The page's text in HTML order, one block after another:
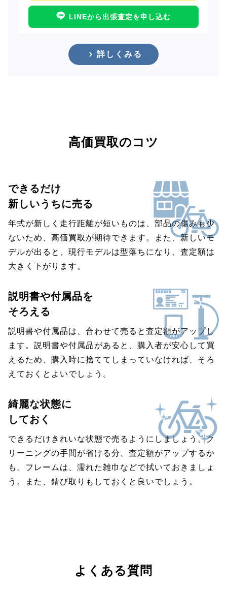
LINEから出張査定を申し込む
詳しくみる
高価買取のコツ
できるだけ
新しいうちに売る
年式が新しく走行距離が短いものは、部品の傷みも少
ないため、高価買取が期待できます。また、新しいモ
デルが出ると、現行モデルは型落ちになり、査定額は
大きく下がります。
説明書や付属品を
そろえる
説明書や付属品は、合わせて売ると査定額がアップし
ます。説明書や付属品があると、購入者が安心して買
えるため、購入時に捨ててしまっていなければ、そろ
えておくとよいでしょう。
綺麗な状態に
しておく
できるだけきれいな状態で売るようにしましょう。ク
リーニングの手間が省ける分、査定額がアップするか
も。フレームは、濡れた雑巾などで拭いておきましょ
う。また、錆び取りもしておくと良いでしょう。
よくある質問